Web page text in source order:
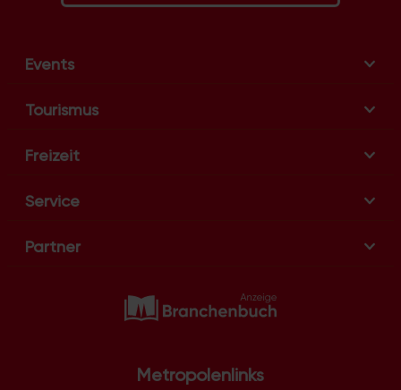
Events
Tourismus
Freizeit
Service
Partner
Metropolenlinks